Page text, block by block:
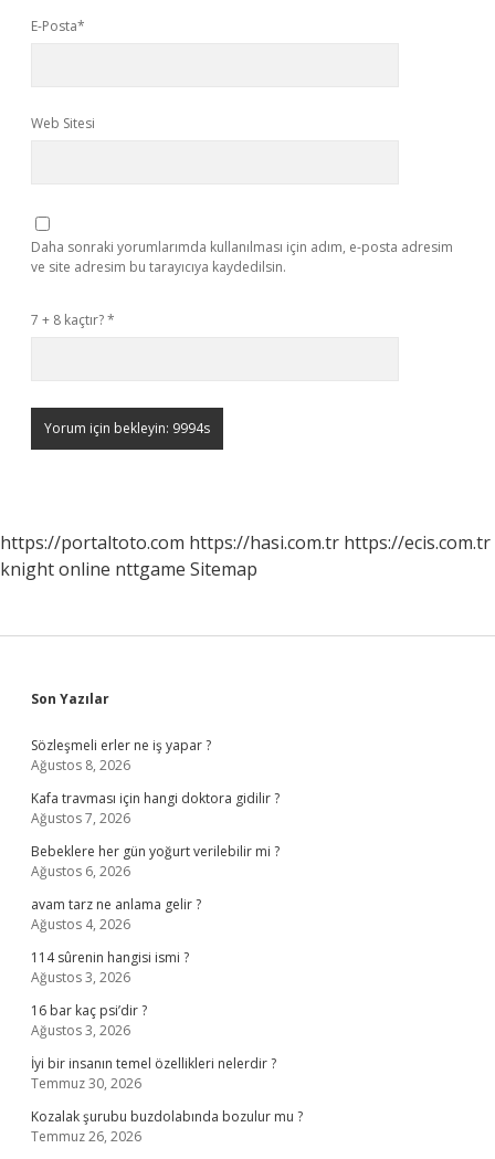
E-Posta*
Web Sitesi
Daha sonraki yorumlarımda kullanılması için adım, e-posta adresim
ve site adresim bu tarayıcıya kaydedilsin.
7 + 8 kaçtır?*
https://portaltoto.com https://hasi.com.tr https://ecis.com.tr
knight online nttgame Sitemap
Sidebar
Son Yazılar
Sözleşmeli erler ne iş yapar ?
Ağustos 8, 2026
Kafa travması için hangi doktora gidilir ?
Ağustos 7, 2026
Bebeklere her gün yoğurt verilebilir mi ?
Ağustos 6, 2026
avam tarz ne anlama gelir ?
Ağustos 4, 2026
114 sûrenin hangisi ismi ?
Ağustos 3, 2026
16 bar kaç psi’dir ?
Ağustos 3, 2026
İyi bir insanın temel özellikleri nelerdir ?
Temmuz 30, 2026
Kozalak şurubu buzdolabında bozulur mu ?
Temmuz 26, 2026